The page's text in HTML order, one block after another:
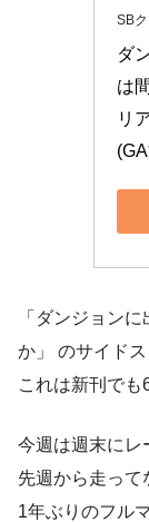
SB
ダ
は
リ
「ダンジョン
か」 のサイドス
これは新刊でも
今週は週末にレ
先週から走って
1年ぶりのフル